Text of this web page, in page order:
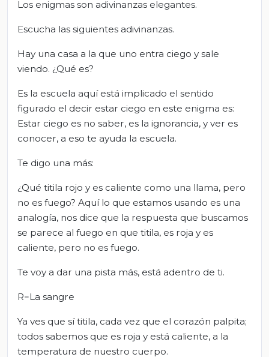
Los enigmas son adivinanzas elegantes.
Escucha las siguientes adivinanzas.
Hay una casa a la que uno entra ciego y sale
viendo. ¿Qué es?
Es la escuela aquí está implicado el sentido
figurado el decir estar ciego en este enigma es:
Estar ciego es no saber, es la ignorancia, y ver es
conocer, a eso te ayuda la escuela.
Te digo una más:
¿Qué titila rojo y es caliente como una llama, pero
no es fuego? Aquí lo que estamos usando es una
analogía, nos dice que la respuesta que buscamos
se parece al fuego en que titila, es roja y es
caliente, pero no es fuego.
Te voy a dar una pista más, está adentro de ti.
R=La sangre
Ya ves que sí titila, cada vez que el corazón palpita;
todos sabemos que es roja y está caliente, a la
temperatura de nuestro cuerpo.